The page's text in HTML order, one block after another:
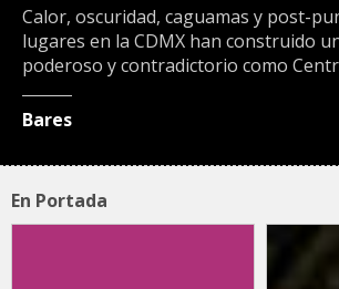
Calor, oscuridad, caguamas y post-
lugares en la CDMX han construido
poderoso y contradictorio como
Bares
En Portada